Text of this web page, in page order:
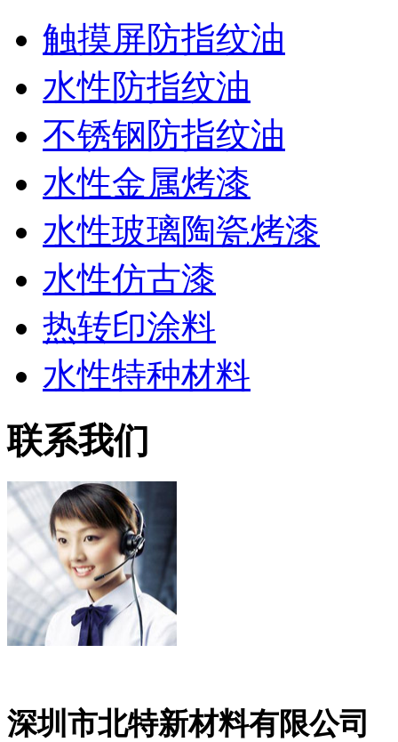
触摸屏防指纹油
水性防指纹油
不锈钢防指纹油
水性金属烤漆
水性玻璃陶瓷烤漆
水性仿古漆
热转印涂料
水性特种材料
联系我们
深圳市北特新材料有限公司